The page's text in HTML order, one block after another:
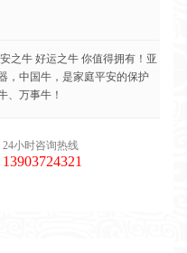
之牛 好运之牛 你值得拥有！亚
，中国牛，是家庭平安的保护
、万事牛！
24小时咨询热线
13903724321